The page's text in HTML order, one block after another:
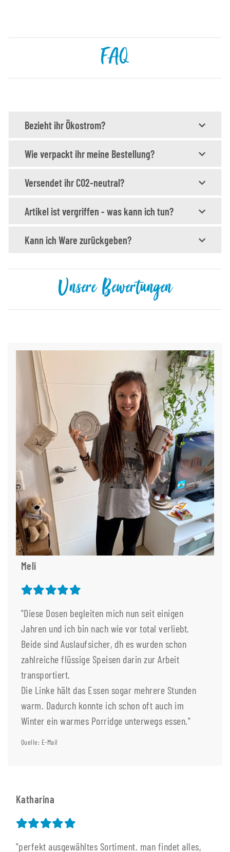
FAQ
Bezieht ihr Ökostrom?
Wie verpackt ihr meine Bestellung?
Versendet ihr CO2-neutral?
Artikel ist vergriffen - was kann ich tun?
Kann ich Ware zurückgeben?
Unsere Bewertungen
Meli
"Diese Dosen begleiten mich nun seit einigen
Jahren und ich bin nach wie vor total verliebt.
Beide sind Auslaufsicher, dh es wurden schon
zahlreiche flüssige Speisen darin zur Arbeit
transportiert.
Die Linke hält das Essen sogar mehrere Stunden
warm. Dadurch konnte ich schon oft auch im
Winter ein warmes Porridge unterwegs essen."
Quelle: E-Mail
Katharina
"perfekt ausgewähltes Sortiment. man findet alles,